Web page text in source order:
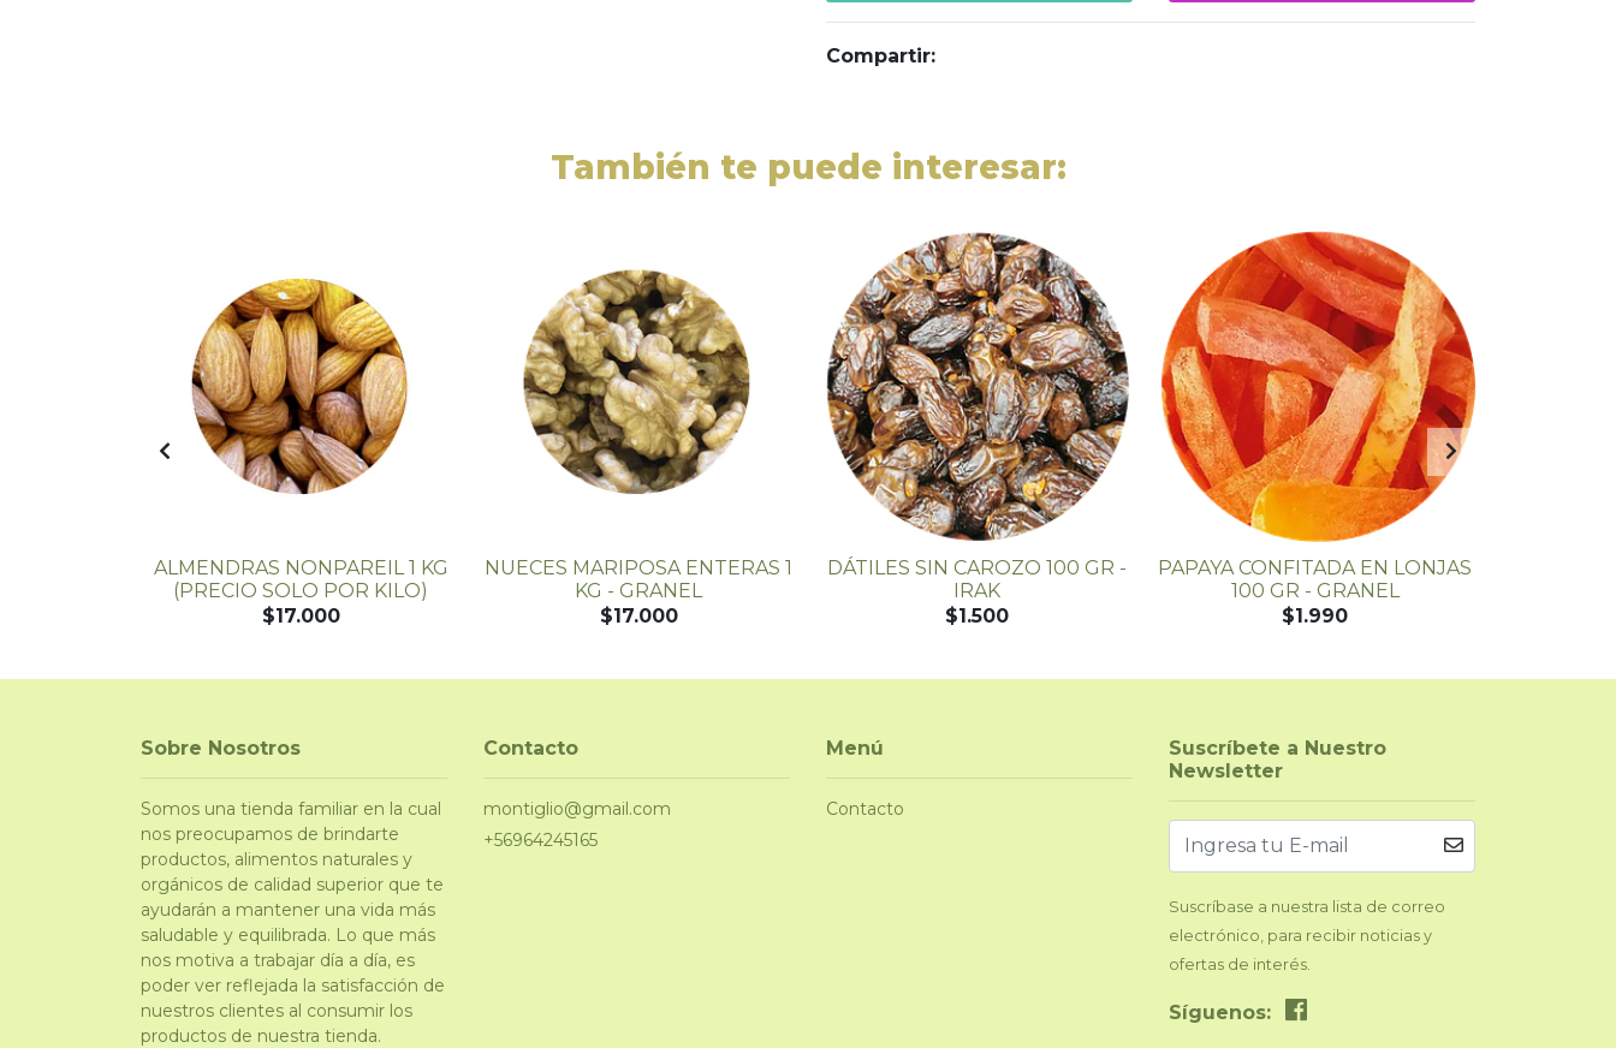
Compartir:
También te puede interesar:
ALMENDRAS NONPAREIL 1 KG
(PRECIO SOLO POR KILO)
$17.000
NUECES MARIPOSA ENTERAS 1
KG - GRANEL
$17.000
DÁTILES SIN CAROZO 100 GR -
IRAK
$1.500
PAPAYA CONFITADA EN LONJAS
100 GR - GRANEL
$1.990
Sobre Nosotros
Somos una tienda familiar en la cual
nos preocupamos de brindarte
productos, alimentos naturales y
orgánicos de calidad superior que te
ayudarán a mantener una vida más
saludable y equilibrada. Lo que más
nos motiva a trabajar día a día, es
poder ver reflejada la satisfacción de
nuestros clientes al consumir los
productos de nuestra tienda.
Contacto
montiglio@gmail.com
+56964245165
Menú
Contacto
Suscríbete a Nuestro
Newsletter
Suscríbase a nuestra lista de correo
electrónico, para recibir noticias y
ofertas de interés.
Síguenos: